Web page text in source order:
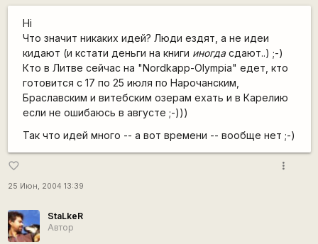
Hi
Что значит никаких идей? Люди ездят, а не идеи
кидают (и кстати деньги на книги иногдасдают..) ;-)
Кто в Литве сейчас на "Nordkapp-Olympia" едет, кто
готовится с 17 по 25 июля по Нарочанским,
Браславским и витебским озерам ехать и в Карелию
если не ошибаюсь в августе ;-)))
Так что идей много -- а вот времени -- вообще нет ;-)
favorite_border
25 Июн, 2004 13:39
more_vert
StaLkeR
Автор